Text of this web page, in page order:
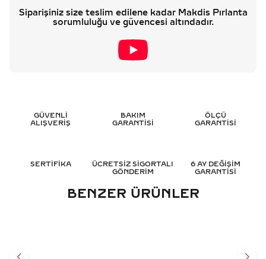
Siparişiniz size teslim edilene kadar Makdis Pırlanta
sorumluluğu ve güvencesi altındadır.
GÜVENLİ
ALIŞVERİŞ
BAKIM
GARANTİSİ
ÖLÇÜ
GARANTİSİ
SERTİFİKA
ÜCRETSİZ SİGORTALI
GÖNDERİM
6 AY DEĞİŞİM
GARANTİSİ
BENZER ÜRÜNLER